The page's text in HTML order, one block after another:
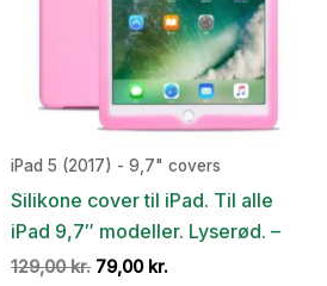
iPad 5 (2017) - 9,7" covers
Silikone cover til iPad. Til alle
iPad 9,7″ modeller. Lyserød. –
129,00kr. Den
79,00 kr.